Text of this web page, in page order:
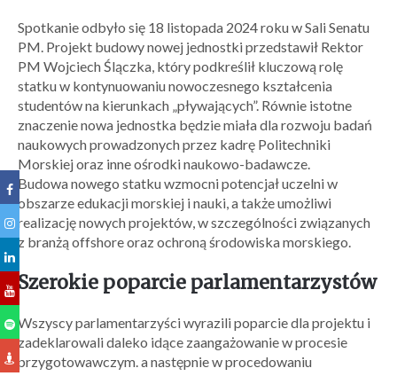
Spotkanie odbyło się 18 listopada 2024 roku w Sali Senatu
PM. Projekt budowy nowej jednostki przedstawił Rektor
PM Wojciech Ślączka, który podkreślił kluczową rolę
statku w kontynuowaniu nowoczesnego kształcenia
studentów na kierunkach „pływających”. Równie istotne
znaczenie nowa jednostka będzie miała dla rozwoju badań
naukowych prowadzonych przez kadrę Politechniki
Morskiej oraz inne ośrodki naukowo-badawcze.
Budowa nowego statku wzmocni potencjał uczelni w
obszarze edukacji morskiej i nauki, a także umożliwi
realizację nowych projektów, w szczególności związanych
z branżą offshore oraz ochroną środowiska morskiego.
Szerokie poparcie parlamentarzystów
Wszyscy parlamentarzyści wyrazili poparcie dla projektu i
zadeklarowali daleko idące zaangażowanie w procesie
przygotowawczym. a następnie w procedowaniu